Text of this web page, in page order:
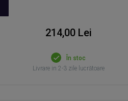
214,00 Lei
În stoc
Livrare in 2-3 zile lucrătoare